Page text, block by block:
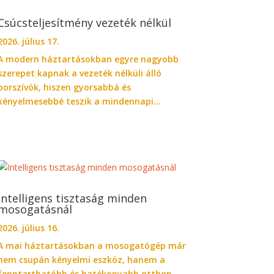
vezeték nélkül
július 17.
modern háztartásokban egyre nagyobb
kapnak a vezeték nélküli álló
hiszen gyorsabbá és
teszik a mindennapi...
tisztaság minden
július 16.
mai háztartásokban a mosogatógép már
csupán kényelmi eszköz, hanem a